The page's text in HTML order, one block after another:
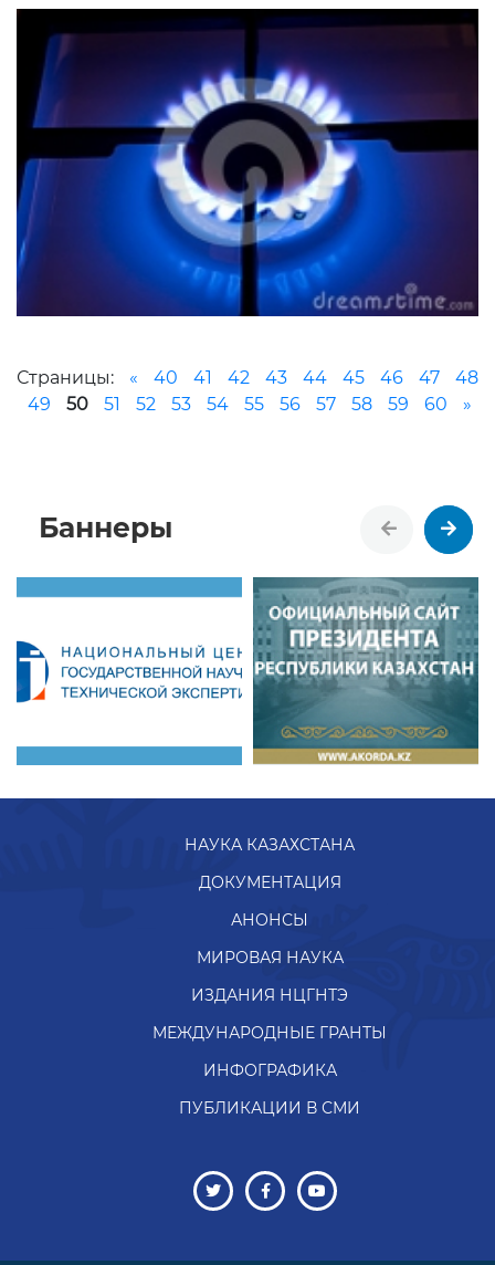
Страницы: « 40 41 42 43 44 45 46 47
48
49
50 51 52 53 54 55 56 57 58 59 60 »
Баннеры
НАУКА КАЗАХСТАНА
ДОКУМЕНТАЦИЯ
АНОНСЫ
МИРОВАЯ НАУКА
ИЗДАНИЯ НЦГНТЭ
МЕЖДУНАРОДНЫЕ ГРАНТЫ
ИНФОГРАФИКА
ПУБЛИКАЦИИ В СМИ